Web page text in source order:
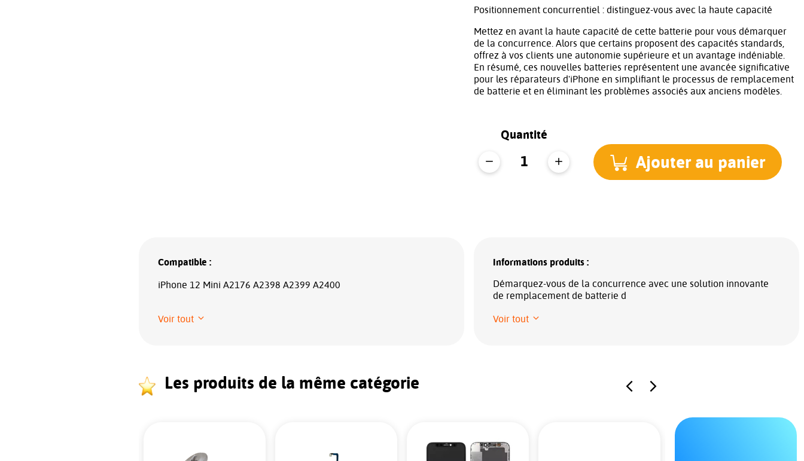
Positionnement concurrentiel : distinguez-vous avec la haute capacité
Mettez en avant la haute capacité de cette batterie pour vous démarquer
de la concurrence. Alors que certains proposent des capacités standards,
offrez à vos clients une autonomie supérieure et un avantage indéniable.
En résumé, ces nouvelles batteries représentent une avancée significative
pour les réparateurs d'iPhone en simplifiant le processus de remplacement
de batterie et en éliminant les problèmes associés aux anciens modèles.
Quantité
Ajouter au panier
Compatible :
iPhone 12 Mini A2176 A2398 A2399 A2400
Voir tout
Informations produits :
Démarquez-vous de la concurrence avec une solution innovante
de remplacement de batterie d
Voir tout
Les produits de la même catégorie